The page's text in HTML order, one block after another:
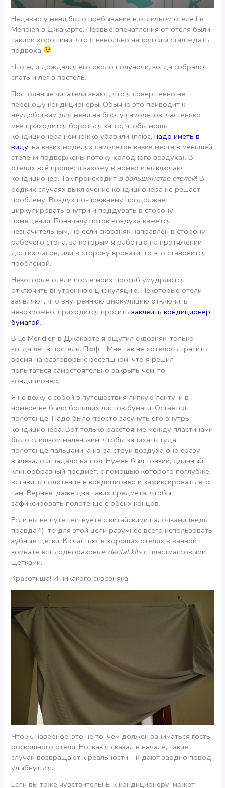
Недавно у меня было пребывание в отличном отеле Le
Meridien в Джакарте. Первые впечатления от отеля были
такими хорошими, что я невольно напрягся и стал ждать
подвоха
Что ж, я дождался его около полуночи, когда собрался
спать и лег в постель.
Постоянные читатели знают, что я совершенно не
переношу кондиционеры. Обычно это приводит к
неудобствам для меня на борту самолетов; частенько
мне приходится бороться за то, чтобы мощь
кондиционера немножко убавили (плюс,надо иметь в
виду, на каких моделях самолетов какие места в меньшей
степени подвержены потоку холодного воздуха). В
отелях всё проще: я захожу в номер и выключаю
кондиционер. Так происходит в большинстве отелей! В
редких случаях выключение кондиционера не решает
проблему. Воздух по-прежнему продолжает
циркулировать внутри и поддувать в сторону
помещения. Поначалу поток воздуха кажется
незначительным, но если сквозняк направлен в сторону
рабочего стола, за которым я работаю на протяжении
долгих часов, или в сторону кровати, то это становится
проблемой.
Некоторые отели после моих просьб умудряются
отключить внутреннюю циркуляцию. Некоторые отели
заявляют, что внутреннюю циркуляцию отключить
невозможно; приходится проситьзаклеить кондиционер
бумагой.
В Le Meridien в Джакарте я ощутил сквозняк, только
когда лег в постель. Пфф… Мне так не хотелось тратить
время на разговоры с ресепшном, что я решил
попытаться самостоятельно закрыть чем-то
кондиционер.
Я не вожу с собой в путешествия липкую ленту, и в
номере не было больших листов бумаги. Остаётся
полотенце. Надо было просто засунуть его внутрь
кондиционера. Вот только расстояние между пластинами
было слишком маленьким, чтобы запихать туда
полотенце пальцами, а из-за струи воздуха оно сразу
вылезало и падало на пол. Нужен был тонкий, длинный
клинообразный предмет, с помощью которого поглубже
вставить полотенце в кондиционер и зафиксировать его
там. Вернее, даже два таких предмета, чтобы
зафиксировать полотенце с обеих концов.
Если вы не путешествуете с китайскими палочками (ведь
правда?!), то для этой цели разумнее всего использовать
зубные щетки. К счастью, в хороших отелях в ванной
комнате есть одноразовые dental kitsс пластмассовыми
щетками.
Красотища! И никакого сквозняка.
Что ж, наверное, это не то, чем должен заниматься гость
роскошного отеля. Но, как я сказал в начале, такие
случаи возвращают к реальности… и дают заодно повод
улыбнуться.
Если вы тоже чувствительны к кондиционеру, может